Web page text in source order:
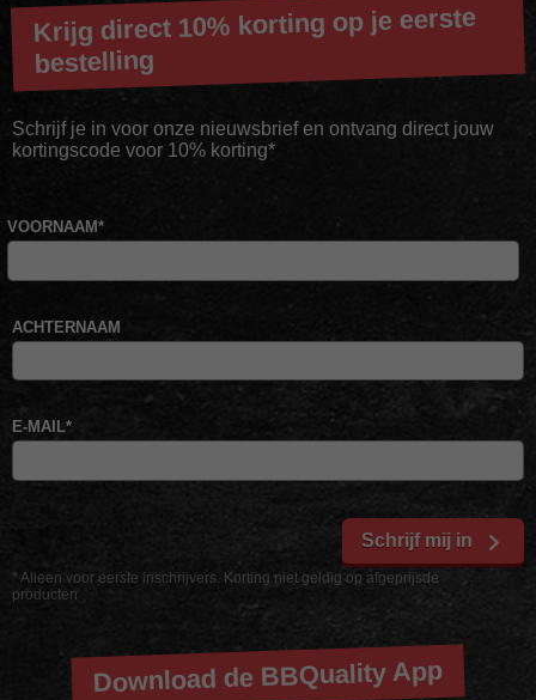
Krijg direct 10% korting op je eerste
bestelling
Schrijf je in voor onze nieuwsbrief en ontvang direct jouw
kortingscode voor 10% korting*
* Alleen voor eerste inschrijvers. Korting niet geldig op afgeprijsde
producten
VOORNAAM*
ACHTERNAAM
E-MAIL*
Schrijf mij in
Download de BBQuality App